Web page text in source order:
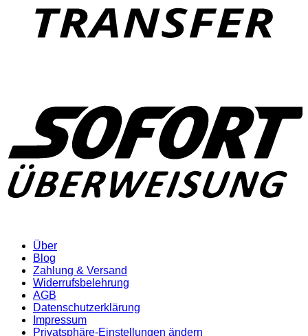
Über
Blog
Zahlung & Versand
Widerrufsbelehrung
AGB
Datenschutzerklärung
Impressum
Privatsphäre-Einstellungen ändern